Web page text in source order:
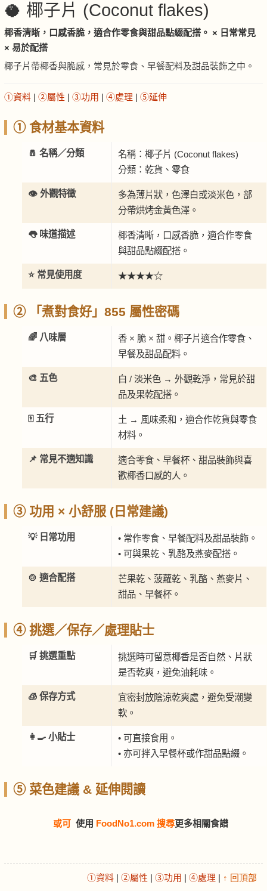
🥥 椰子片 (Coconut flakes)
椰香清晰，口感香脆，適合作零食與甜品點綴配搭。 × 日常常見
× 易於配搭
椰子片帶椰香與脆感，常見於零食、早餐配料及甜品裝飾之中。
①資料 | ②屬性 | ③功用 | ④處理 | ⑤延伸
① 食材基本資料
🧂 名稱／分類
名稱：椰子片 (Coconut flakes)
分類：乾貨、零食
👁️ 外觀特徵
多為薄片狀，色澤白或淡米色，部
分帶烘烤金黃色澤。
👅 味道描述
椰香清晰，口感香脆，適合作零食
與甜品點綴配搭。
⭐ 常見使用度 ★★★★☆
② 「煮對食好」855 屬性密碼
🌈 八味層
香 × 脆 × 甜。椰子片適合作零食、
早餐及甜品配料。
🎨 五色
白 / 淡米色 → 外觀乾淨，常見於甜
品及果乾配搭。
🀄 五行
土 → 風味柔和，適合作乾貨與零食
材料。
📌 常見不適知識
適合零食、早餐杯、甜品裝飾與喜
歡椰香口感的人。
③ 功用 × 小舒服 (日常建議)
💡 日常功用
• 常作零食、早餐配料及甜品裝飾。
• 可與果乾、乳酪及燕麥配搭。
🍲 適合配搭
芒果乾、菠蘿乾、乳酪、燕麥片、
甜品、早餐杯。
④ 挑選／保存／處理貼士
🛒 挑選重點
挑選時可留意椰香是否自然、片狀
是否乾爽，避免油耗味。
🧊 保存方式
宜密封放陰涼乾爽處，避免受潮變
軟。
👩‍🍳 小貼士
• 可直接食用。
• 亦可拌入早餐杯或作甜品點綴。
⑤ 菜色建議 & 延伸閱讀
或可 使用 FoodNo1.com 搜尋更多相關食譜
①資料 | ②屬性 | ③功用 | ④處理 | ↑ 回頂部